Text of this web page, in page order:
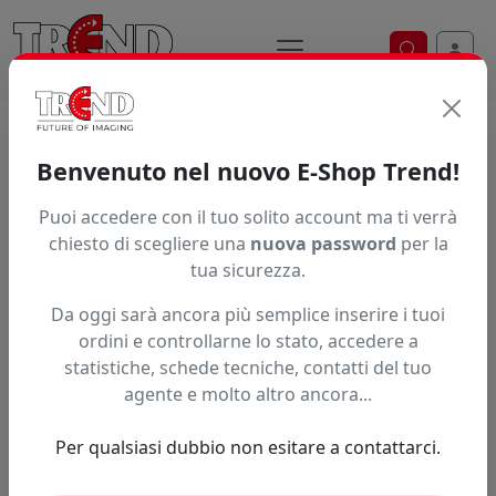
Ricerca
Trend S.r.l.
stampa digitale dal 1997
Benvenuto nel nuovo E-Shop Trend!
Puoi accedere con il tuo solito account ma ti verrà
chiesto di scegliere una nuova password per la
tua sicurezza.
Da oggi sarà ancora più semplice inserire i tuoi
ordini e controllarne lo stato, accedere a
statistiche, schede tecniche, contatti del tuo
agente e molto altro ancora...
Per qualsiasi dubbio non esitare a contattarci.